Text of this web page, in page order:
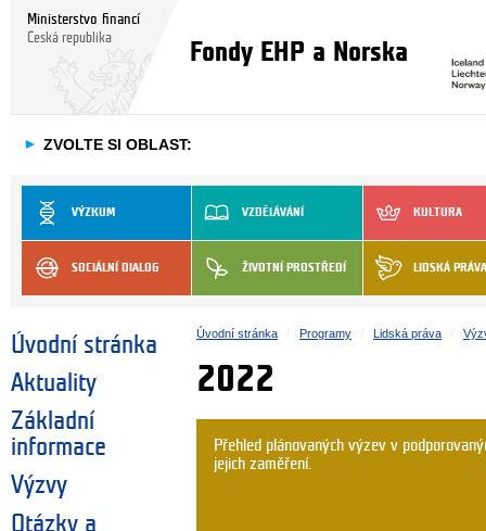
Ministerstvo financí
Česká republika
Fondy EHP a Norska
► ZVOLTE SI OBLAST:
VÝZKUM VZDĚLÁVÁNÍ KULTURA
SOCIÁLNÍ DIALOG ŽIVOTNÍ PROSTŘEDÍ LIDSKÁ PRÁVA
Úvodní stránka
Aktuality
Základní
informace
Výzvy
Otázky a
Úvodní stránka Programy Lidská práva
2022
Přehled plánovaných výzev v
jejich zaměření.